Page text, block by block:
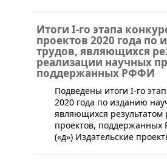
Итоги I-го этапа
проектов 2020 года по
трудов, являющихся
реализации научных
поддержанных РФФИ
​Подведены итоги I-го
2020 года по изданию
являющихся
проектов,
(«д») Издательские